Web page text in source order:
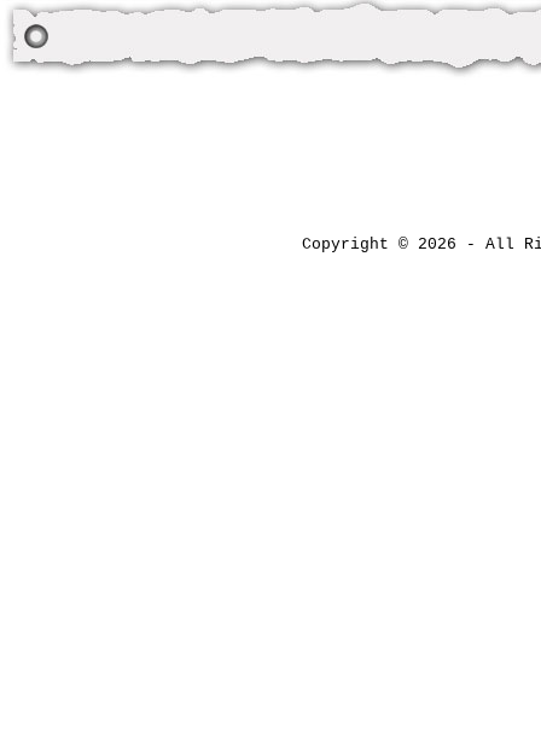
Copyright © 2026 - All